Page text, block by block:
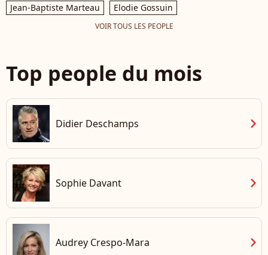
Jean-Baptiste Marteau
Elodie Gossuin
VOIR TOUS LES PEOPLE
Top people du mois
Didier Deschamps chevron_right
Sophie Davant chevron_right
Audrey Crespo-Mara chevron_right